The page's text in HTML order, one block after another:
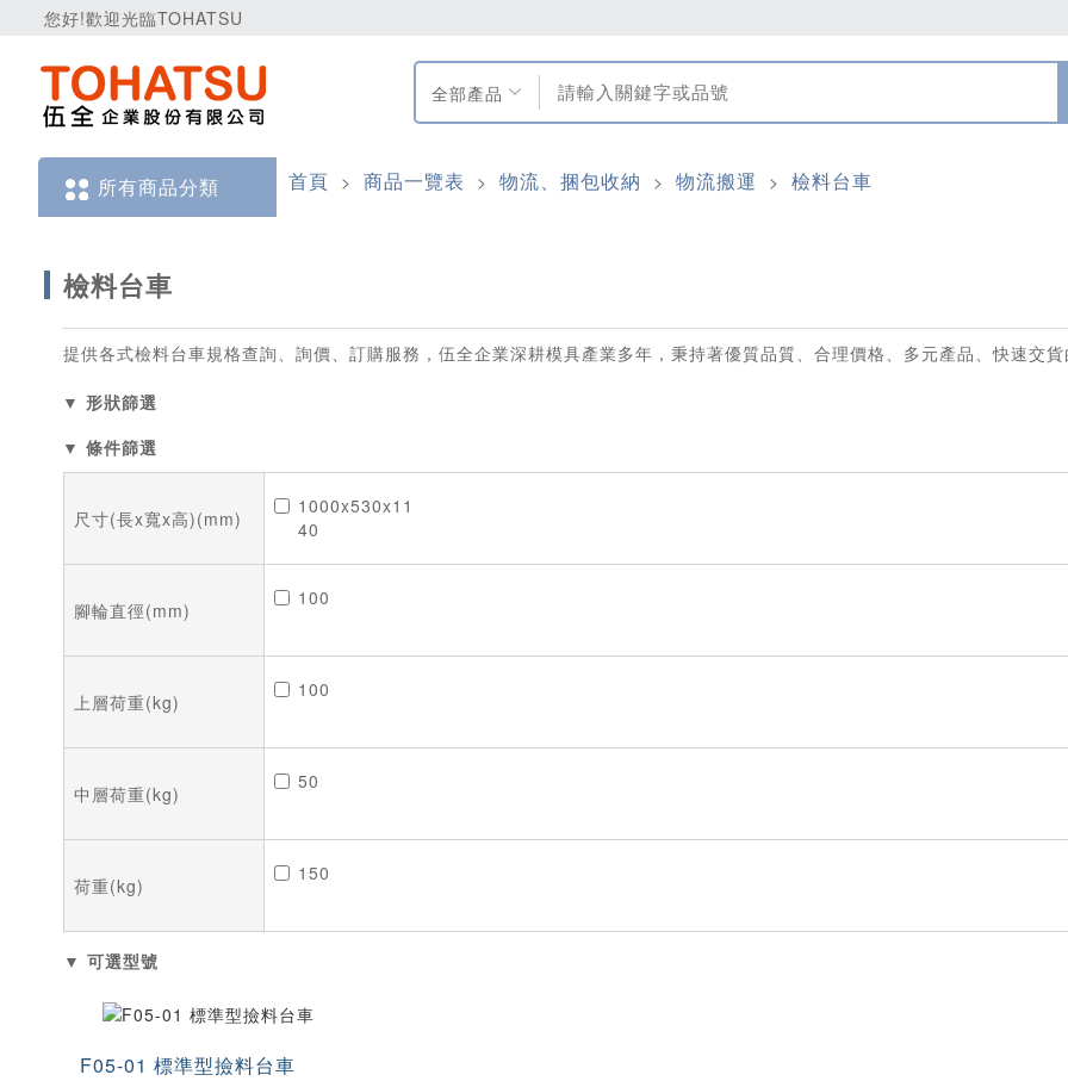
您好!歡迎光臨TOHATSU
全部產品
所有商品分類 首頁 > 商品一覽表 > 物流、捆包收納 > 物流搬運 > 檢料台車
檢料台車
提供各式檢料台車規格查詢、詢價、訂購服務，伍全企業深耕模具產業多年，秉持著優質品質、合理價格、多元產品、快速交
▼ 形狀篩選
▼ 條件篩選
尺寸(長x寬x高)(mm)
1000x530x11
40
腳輪直徑(mm)
100
上層荷重(kg)
100
中層荷重(kg)
50
荷重(kg)
150
▼ 可選型號
F05-01 標準型撿料台車